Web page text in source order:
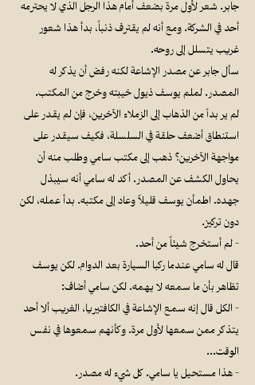
جابر. شعر لأول مرة بضعف أمام هذا الرجل الذي لا يحترمه
أحد في الشركة. ومع أنه لم يقترف ذنباً، بدأ هذا شعور
غريب يتسلل إلى روحه.
سأل جابر عن مصدر الإشاعة لكنه رفض أن يذكر له
المصدر. لملم يوسف ذيول خيبته وخرج من المكتب.
لم ير بداً من الذهاب إلى الزملاء الآخرين، فإن لم يقدر على
استنطاق أضعف حلقة في السلسلة، فكيف سيقدر على
مواجهة الآخرين؟ ذهب إلى مكتب سامي وطلب منه أن
يحاول الكشف عن المصدر. أكد له سامي أنه سيبذل
جهده. اطمأن يوسف قليلاً وعاد إلى مكتبه. بدأ عمله، لكن
دون تركيز.
- لم أستخرج شيئاً من أحد.
قال له سامي عندما ركبا السيارة بعد الدوام. لكن يوسف
تظاهر بأن ما سمعه لا يهمه. لكن سامي أضاف:
- الكل قال إنه سمع الإشاعة في الكافتيريا، الغريب ألا أحد
يتذكر ممن سمعها لأول مرة. وكأنهم سمعوها في نفس
الوقت…
- هذا مستحيل يا سامي. كل شيء له مصدر.